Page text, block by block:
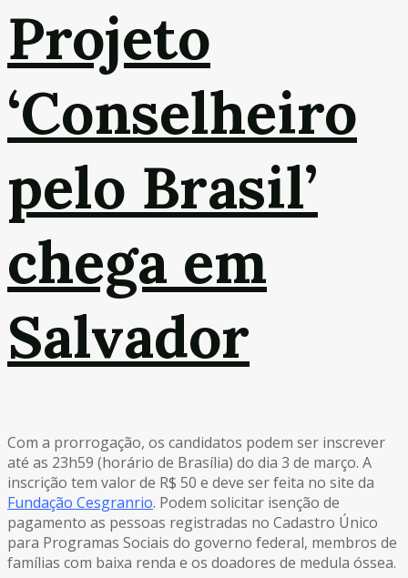
Projeto
‘Conselheiro
pelo Brasil’
chega em
Salvador
Com a prorrogação, os candidatos podem ser inscrever
até as 23h59 (horário de Brasília) do dia 3 de março. A
inscrição tem valor de R$ 50 e deve ser feita no site da
Fundação Cesgranrio. Podem solicitar isenção de
pagamento as pessoas registradas no Cadastro Único
para Programas Sociais do governo federal, membros de
famílias com baixa renda e os doadores de medula óssea.